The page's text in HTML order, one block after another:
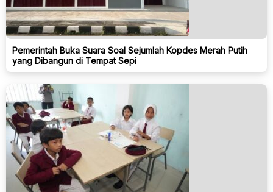
Pemerintah Buka Suara Soal Sejumlah Kopdes Merah Putih
yang Dibangun di Tempat Sepi